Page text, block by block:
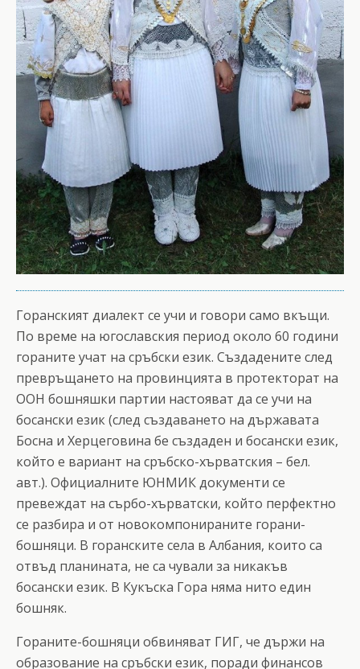
Горанският диалект се учи и говори само вкъщи.
По време на югославския период около 60 години
гораните учат на сръбски език. Създадените след
превръщането на провинцията в протекторат на
ООН бошняшки партии настояват да се учи на
босански език (след създаването на държавата
Босна и Херцеговина бе създаден и босански език,
който е вариант на сръбско-хърватския – бел.
авт.). Официалните ЮНМИК документи се
превеждат на сърбо-хърватски, който перфектно
се разбира и от новокомпонираните горани-
бошняци. В горанските села в Албания, които са
отвъд планината, не са чували за никакъв
босански език. В Кукъска Гора няма нито един
бошняк.
Гораните-бошняци обвиняват ГИГ, че държи на
образование на сръбски език, поради финансов